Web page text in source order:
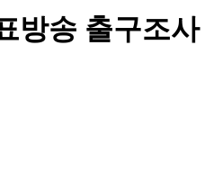
방송 출구조